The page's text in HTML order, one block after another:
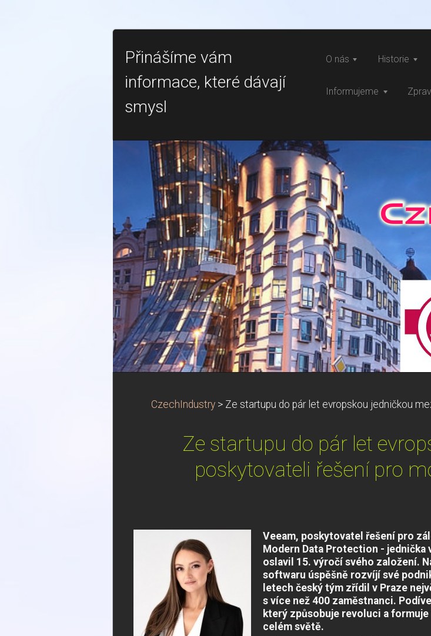
Přinášíme vám
informace, které dávají
smysl
O nás Historie
Informujeme
CzechIndustry > Ze startupu do pár let evropskou jedničkou
Ze startupu do pár let
poskytovateli řešení pro
Veeam, poskytovatel řešení pro
Modern Data Protection - jednička
oslavil 15. výročí svého založení.
softwaru úspěšně rozvíjí své
letech český tým zřídil v Praze
s více než 400 zaměstnanci.
který způsobuje revoluci a
celém světě.